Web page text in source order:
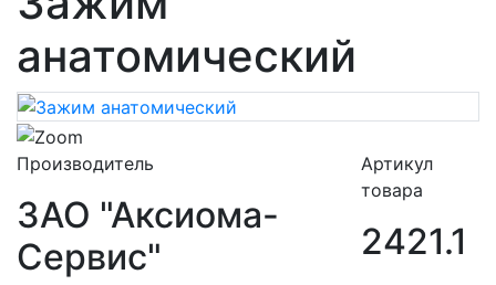
анатомический
Производитель
ЗАО "Аксиома-
Сервис"
Артикул
товара
2421.1